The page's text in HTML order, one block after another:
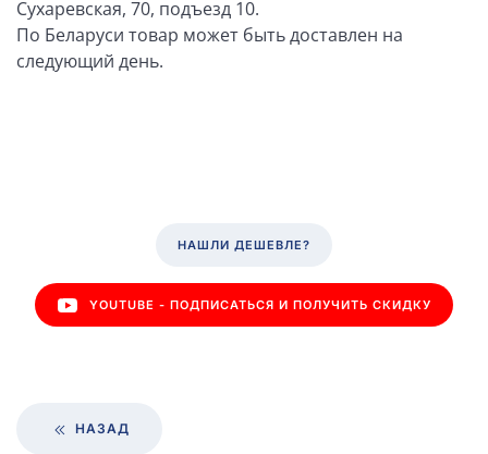
Сухаревская, 70, подъезд 10.
По Беларуси товар может быть доставлен на
следующий день.
НАШЛИ ДЕШЕВЛЕ?
YOUTUBE - ПОДПИСАТЬСЯ И ПОЛУЧИТЬ СКИДКУ
НАЗАД